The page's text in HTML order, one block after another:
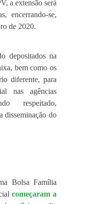
a extensão será
encerrando-se,
de 2020.
depositados na
bem como os
diferente, para
nas agências
respeitado,
disseminação do
Bolsa Família
começaram a